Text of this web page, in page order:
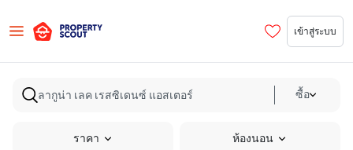
เข้าสู่ระบบ
ซื้อ
ราคา ห้องนอน